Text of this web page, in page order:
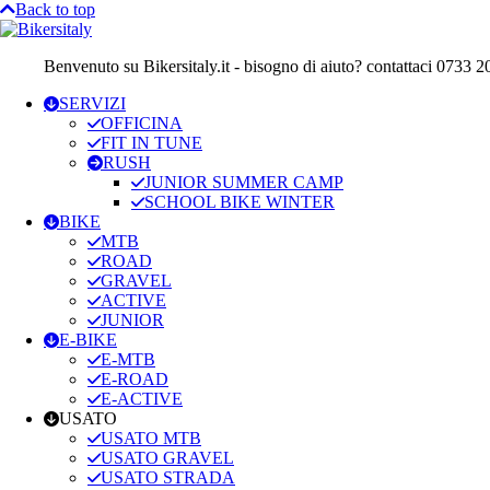
Back to top
Benvenuto su Bikersitaly.it - bisogno di aiuto? contattaci 0733
SERVIZI
OFFICINA
FIT IN TUNE
RUSH
JUNIOR SUMMER CAMP
SCHOOL BIKE WINTER
BIKE
MTB
ROAD
GRAVEL
ACTIVE
JUNIOR
E-BIKE
E-MTB
E-ROAD
E-ACTIVE
USATO
USATO MTB
USATO GRAVEL
USATO STRADA